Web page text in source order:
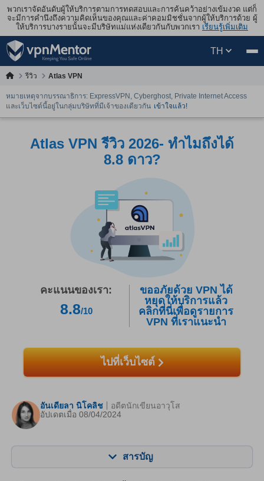
พวกเราจัดอันดับผู้ให้บริการตามการทดสอบและการค้นคว้าอย่างเข้มงวด แต่ก็
จะมีการคำนึงถึงความคิดเห็นของคุณและค่าคอมมิชชั่นจากผู้ให้บริการด้วย ผู้
ให้บริการบางรายนั้นจะมีบริษัทแม่แห่งเดียวกันกับพวกเรา เรียนรู้เพิ่มเติม
TH
รีวิว Atlas VPN
หมายเหตุจากบรรณาธิการ: ExpressVPN, Cyberghost, Private Internet Access
และเว็บไซต์นี้อยู่ในกลุ่มบริษัทที่มีเจ้าของเดียวกัน เข้าใจแล้ว!
Atlas VPN รีวิว 2026- ทำไมถึงได้
8.8 ดาว?
คะแนนของเรา:
8.8/10
ขออภัยด้วย VPN ได้
หยุดให้บริการแล้ว
คลิกที่นี่เพื่อดูรายการ
VPN ที่เราแนะนำ
ไปที่เว็บไซต์
อันเดียลา นิโคลิช
อัปเดตเมื่อ 08/04/2024
อดีตนักเขียนอาวุโส
สารบัญ